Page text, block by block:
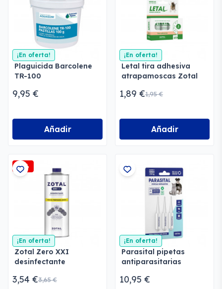
¡En oferta!
Plaguicida Barcolene
TR-100
9,95 €
Añadir
¡En oferta!
Letal tira adhesiva
atrapamoscas Zotal
1,89 €1,95 €
Añadir
-3%
¡En oferta!
Zotal Zero XXI
desinfectante
3,54 €3,65 €
¡En oferta!
Parasital pipetas
antiparasitarias
10,95 €